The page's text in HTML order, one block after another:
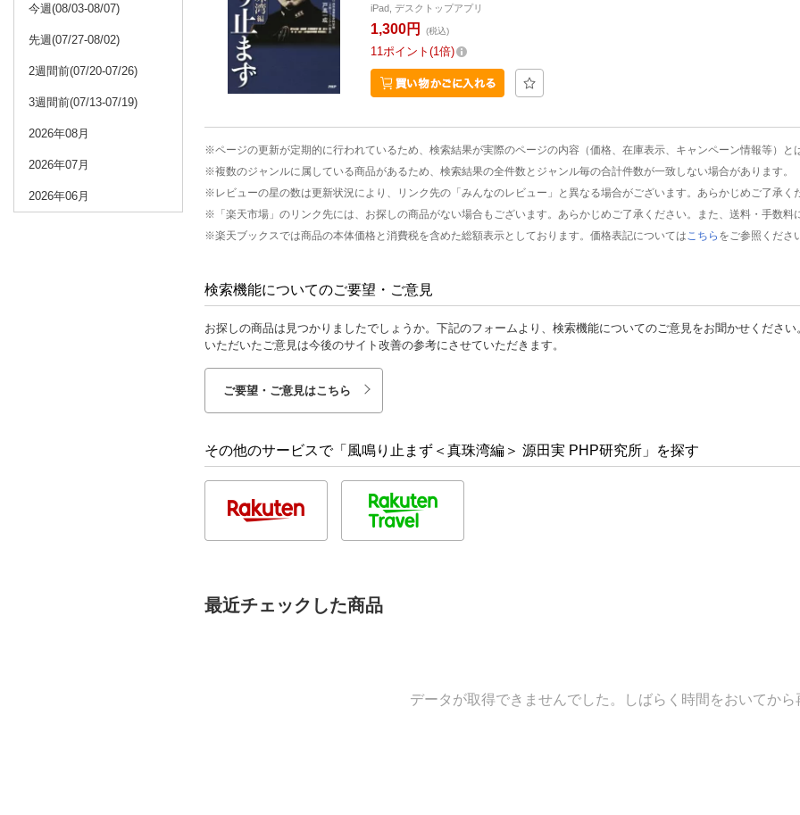
今週(08/03-08/07)
先週(07/27-08/02)
2週間前(07/20-07/26)
3週間前(07/13-07/19)
2026年08月
2026年07月
2026年06月
iPad, デスクトップアプリ
1,300円 (税込)
11 ポイント 1倍
※ページの更新が定期的に行われているため、検索結果が実際のページの内容（価格、在庫表示、キャンペーン情報等）と
※複数のジャンルに属している商品があるため、検索結果の全件数とジャンル毎の合計件数が一致しない場合があります。
※レビューの星の数は更新状況により、リンク先の「みんなのレビュー」と異なる場合がございます。あらかじめご了承く
※「楽天市場」のリンク先には、お探しの商品がない場合もございます。あらかじめご了承ください。また、送料・手数料
※楽天ブックスでは商品の本体価格と消費税を含めた総額表示としております。価格表記については こちら をご参照くださ
検索機能についてのご要望・ご意見
お探しの商品は見つかりましたでしょうか。下記のフォームより、検索機能についてのご意見をお聞かせください
いただいたご意見は今後のサイト改善の参考にさせていただきます。
ご要望・ご意見はこちら
その他のサービスで「風鳴り止まず＜真珠湾編＞ 源田実 PHP研究所」を探す
最近チェックした商品
データが取得できませんでした。しばらく時間をおいてから